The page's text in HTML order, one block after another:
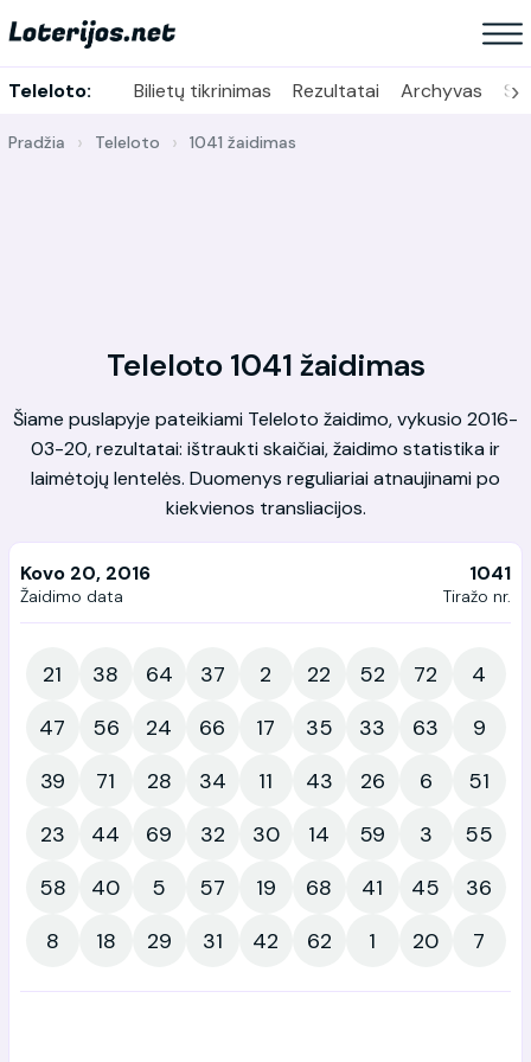
Teleloto: Bilietų tikrinimas Rezultatai Archyvas ›
Pradžia Teleloto 1041 žaidimas
Teleloto 1041 žaidimas
Šiame puslapyje pateikiami Teleloto žaidimo, vykusio 2016-
03-20, rezultatai: ištraukti skaičiai, žaidimo statistika ir
laimėtojų lentelės. Duomenys reguliariai atnaujinami po
kiekvienos transliacijos.
Kovo 20, 2016
Žaidimo data
1041
Tiražo nr.
21 38 64 37 2 22 52 72
4
47
56 24 66 17 35 33 63
9
39
71 28 34 11 43 26 6
51
23
44 69 32 30 14 59 3
55
58
40 5 57 19 68 41 45
36
8
18 29 31 42 62 1 20 7